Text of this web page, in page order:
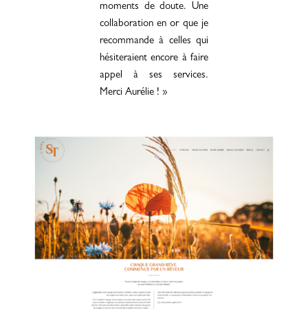
moments de doute. Une
collaboration en or que je
recommande à celles qui
hésiteraient encore à faire
appel à ses services.
Merci Aurélie ! »